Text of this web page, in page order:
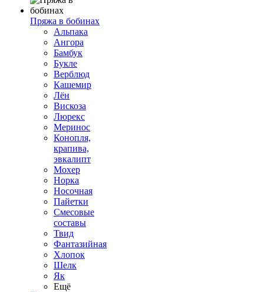
Пряжа в бобинах
Альпака
Ангора
Бамбук
Букле
Верблюд
Кашемир
Лён
Вискоза
Люрекс
Меринос
Конопля,
крапива,
эвкалипт
Мохер
Норка
Носочная
Пайетки
Смесовые
составы
Твид
Фантазийная
Хлопок
Шелк
Як
Ещё